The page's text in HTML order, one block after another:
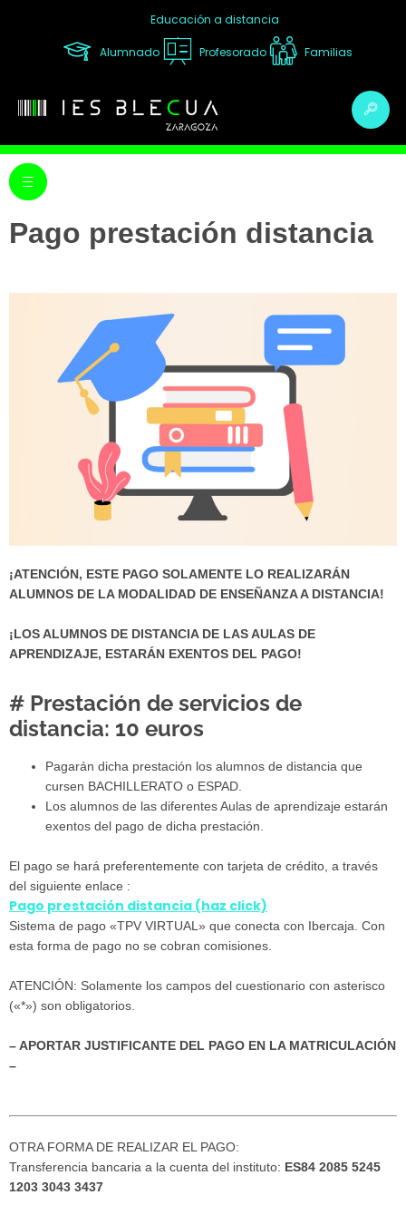
Educación a distancia
Alumnado Profesorado Familias
Pago prestación distancia
¡ATENCIÓN, ESTE PAGO SOLAMENTE LO REALIZARÁN
ALUMNOS DE LA MODALIDAD DE ENSEÑANZA A DISTANCIA!
¡LOS ALUMNOS DE DISTANCIA DE LAS AULAS DE
APRENDIZAJE, ESTARÁN EXENTOS DEL PAGO!
# Prestación de servicios de
distancia: 10 euros
Pagarán dicha prestación los alumnos de distancia que
cursen BACHILLERATO o ESPAD.
Los alumnos de las diferentes Aulas de aprendizaje estarán
exentos del pago de dicha prestación.
El pago se hará preferentemente con tarjeta de crédito, a través
del siguiente enlace :
Pago prestación distancia (haz click)
Sistema de pago «TPV VIRTUAL» que conecta con Ibercaja. Con
esta forma de pago no se cobran comisiones.
ATENCIÓN: Solamente los campos del cuestionario con asterisco
(«*») son obligatorios.
– APORTAR JUSTIFICANTE DEL PAGO EN LA MATRICULACIÓN
–
OTRA FORMA DE REALIZAR EL PAGO:
Transferencia bancaria a la cuenta del instituto: ES84 2085 5245
1203 3043 3437